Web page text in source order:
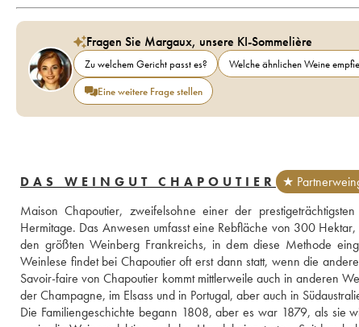
Fragen Sie Margaux, unsere KI-Sommelière
Zu welchem Gericht passt es? Welche ähnlichen Weine
Eine weitere Frage stellen
DAS WEINGUT CHAPOUTIER
★
Maison Chapoutier, zweifelsohne einer der
Hermitage. Das Anwesen umfasst eine Rebfläche von 300
den größten Weinberg Frankreichs, in dem diese Methode
Weinlese findet bei Chapoutier oft erst dann statt, wenn die
Savoir-faire von Chapoutier kommt mittlerweile auch in anderen
der Champagne, im Elsass und in Portugal, aber auch in
Die Familiengeschichte begann 1808, aber es war 1879, als sie